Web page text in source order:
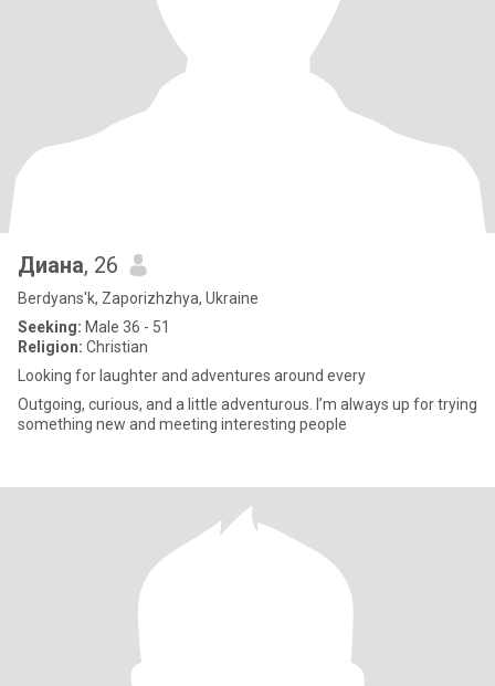
Диана, 26
Berdyans'k, Zaporizhzhya, Ukraine
Seeking: Male 36 - 51
Religion: Christian
Looking for laughter and adventures around every
Outgoing, curious, and a little adventurous. I’m always up for trying
something new and meeting interesting people